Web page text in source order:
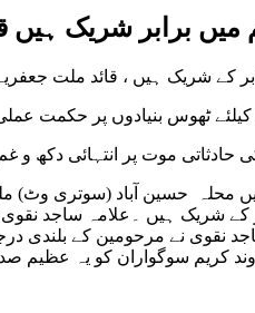
برابر شریک ہیں
کے شریک ہیں ، قائد ملت
ٹھوس بنیادوں پر حکمت عملی
کے شریک ہیں ۔علامہ ساجد
نقوی نے مرحومین کے بلندی
سانحہ ہے خدا وند کریم سوگواران